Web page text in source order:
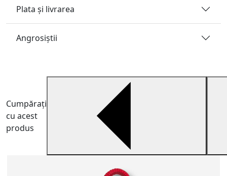
Plata și livrarea
Angrosiştii
Cumpărați
cu acest
produs